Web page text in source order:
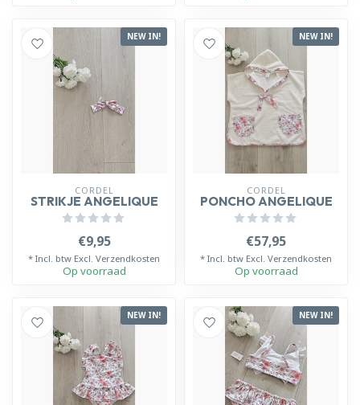
NEW IN!
CORDEL
STRIKJE ANGELIQUE
€9,95
* Incl. btw Excl. Verzendkosten
Op voorraad
NEW IN!
CORDEL
PONCHO ANGELIQUE
€57,95
* Incl. btw Excl. Verzendkosten
Op voorraad
NEW IN! NEW IN!